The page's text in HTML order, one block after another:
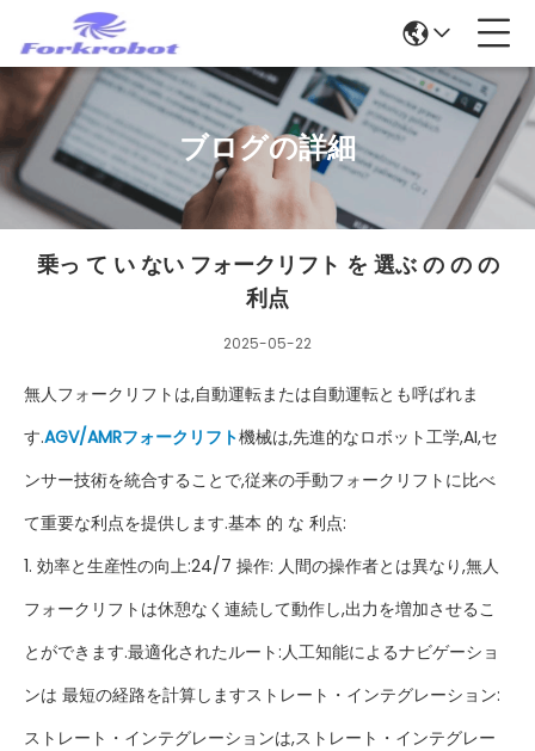
ブログの詳細
乗っ て い ない フォークリフト を 選ぶ の の の
利点
2025-05-22
無人フォークリフトは,自動運転または自動運転とも呼ばれま
す.AGV/AMRフォークリフト機械は,先進的なロボット工学,AI,セ
ンサー技術を統合することで,従来の手動フォークリフトに比べ
て重要な利点を提供します.基本 的 な 利点:
1. 効率と生産性の向上:24/7 操作: 人間の操作者とは異なり,無人
フォークリフトは休憩なく連続して動作し,出力を増加させるこ
とができます.最適化されたルート:人工知能によるナビゲーショ
ンは 最短の経路を計算しますストレート・インテグレーション:
ストレート・インテグレーションは,ストレート・インテグレー